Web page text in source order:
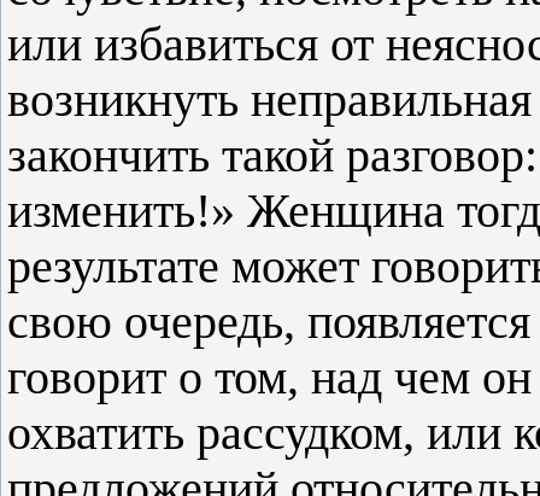
или избавиться от
возникнуть
закончить такой
изменить!» Женщина
результате может
свою очередь,
говорит о том, над чем
охватить рассудком, или